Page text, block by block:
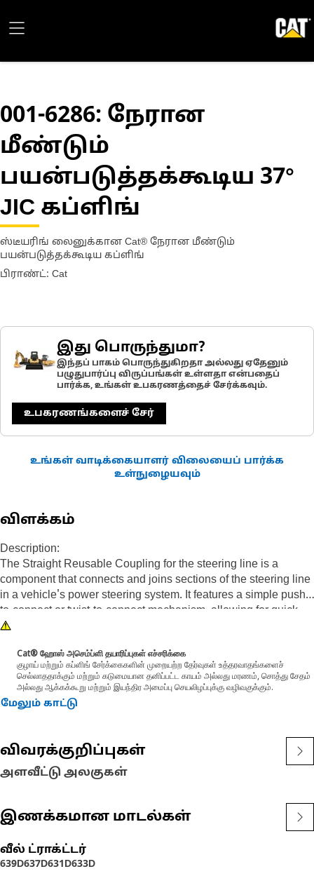
001-6286: நேரான
மீண்டும்
பயன்படுத்தக்கூடிய 37°
JIC கப்ளிங்
ஸ்டீயரிங் லைனுக்கான Cat® நேரான மீண்டும்
பயன்படுத்தக்கூடிய கப்ளிங்
பிராண்ட்: Cat
இது பொருந்துமா?
இந்தப் பாகம் பொருந்துகிறதா அல்லது ஏதேனும்
பழுதுபார்ப்பு விருப்பங்கள் உள்ளதா என்பதைப்
பார்க்க, உங்கள் உபகரணத்தைச் சேர்க்கவும்.
உபகரணங்களைச் சேர்
உங்கள் வாடிக்கையாளர் விலையைப் பார்க்க
உள்நுழையவும்
விளக்கம்
Description:
The Straight Reusable Coupling for the steering line is a
component that connects and joins sections of the steering line
in a vehicle's power steering system. It features a simple push-
to-connect or twist-to-connect mechanism, allowing for quick
and easy disconnection without the need for tools. They are
disconnection and reconnection during maintenance or repair
tasks.
Attributes:
• Durability and resistance to corrosion, heat, and vibration.
• Used for 7.9 mm Inner Diameter hose.
Applications:
hydraulic fluid between the steering pump, steering gear, and
other components.
Cat® ஹோஸ் அசெம்ப்ளி தயாரிப்புகள் எச்சரிக்கை
குழாய் மற்றும் கப்ளிங் சேர்க்கைகளின் முறையற்ற தேர்வுகள் உத்தரவாதங்களைச்
செல்லாததாக்கும் மற்றும் கடுமையான தனிப்பட்ட காயம் அல்லது மரணம், சொத்து சேதம்
அல்லது ஆக்கக்கூறு மற்றும் இயந்திர அமைப்பு செயலிழப்புக்கு வழிவகுக்கும்.
மேலும் காட்டு
விவரக்குறிப்புகள்
அளவீட்டு அலகுகள்
இணக்கமான மாடல்கள்
வீல் ட்ராக்ட்டர்
639D637D631D633D